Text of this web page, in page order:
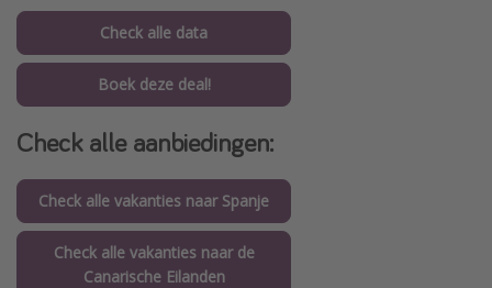
Check alle data
Boek deze deal!
Check alle aanbiedingen:
Check alle vakanties naar Spanje
Check alle vakanties naar de
Canarische Eilanden